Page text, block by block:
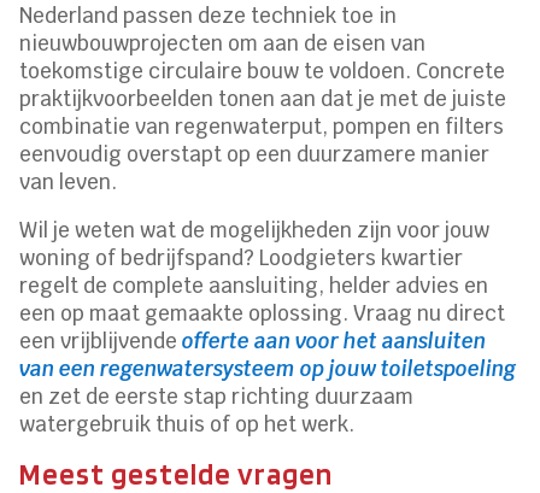
Nederland passen deze techniek toe in
nieuwbouwprojecten om aan de eisen van
toekomstige circulaire bouw te voldoen. Concrete
praktijkvoorbeelden tonen aan dat je met de juiste
combinatie van regenwaterput, pompen en filters
eenvoudig overstapt op een duurzamere manier
van leven.
Wil je weten wat de mogelijkheden zijn voor jouw
woning of bedrijfspand? Loodgieters kwartier
regelt de complete aansluiting, helder advies en
een op maat gemaakte oplossing. Vraag nu direct
een vrijblijvendeofferte aan voor het aansluiten
van een regenwatersysteem op jouw toiletspoeling
en zet de eerste stap richting duurzaam
watergebruik thuis of op het werk.
Meest gestelde vragen